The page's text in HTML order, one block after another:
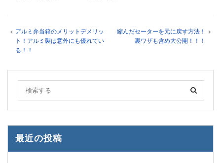
アルミ弁当箱のメリットデメリッ
ト！アルミ製は意外にも優れてい
る！！
縮んだセーターを元に戻す方法！
裏ワザも含め大公開！！！
最近の投稿